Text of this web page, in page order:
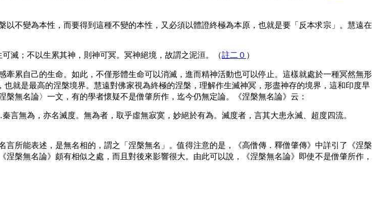
不變為本性，而要得到這種不變的本性，又必須以體證終極為本原，也就是要「反本求宗」。慧遠在
滅；不以生累其神，則神可冥。冥神絕境，故謂之泥洹。（註二０ ）
累自己的生命。如此，不僅形體生命可以消滅，進而精神活動也可以停止。這樣就處於一種冥然無形
就是最高的涅槃境界。慧遠對佛家視為終極的涅槃，理解作生滅神冥，形盡神存的境界，這和印度早
無名論〉一文，有的學者懷疑不是僧肇所作，迄今仍無定論。《涅槃無名論》云：
無為，亦名滅度。無為者，取乎虛無寂寞，妙絕於有為。滅度者，言其大患永滅、超度四流。
所能表述，是無名相的，謂之「涅槃無名」。值得注意的是，《高僧傳．釋僧肇傳》中詳引了《涅槃
槃無名論》頗有相似之處，而且對後來影響很大。由此可以說，《涅槃無名論》即使不是僧肇所作，